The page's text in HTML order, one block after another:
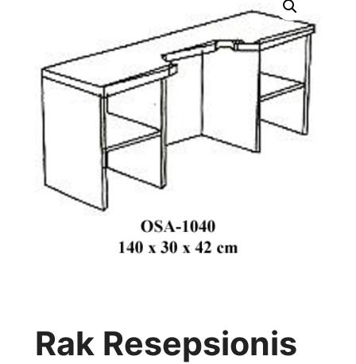
Rak Resepsionis